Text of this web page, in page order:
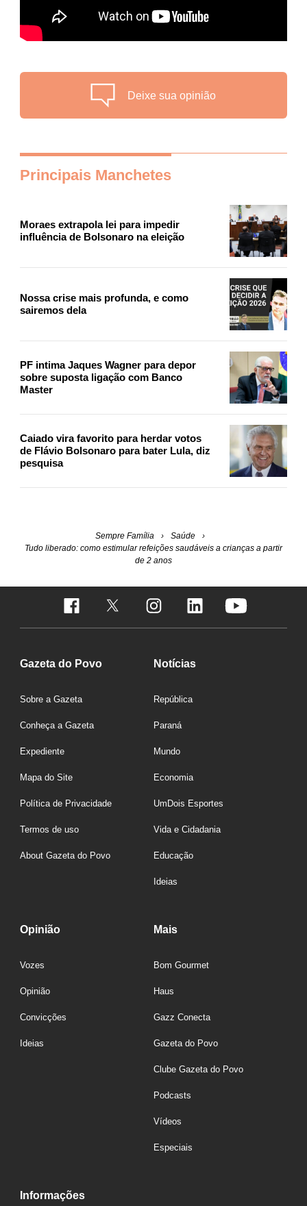
Deixe sua opinião
Principais Manchetes
Moraes extrapola lei para impedir
influência de Bolsonaro na eleição
Nossa crise mais profunda, e como
sairemos dela
PF intima Jaques Wagner para depor
sobre suposta ligação com Banco
Master
Caiado vira favorito para herdar votos
de Flávio Bolsonaro para bater Lula, diz
pesquisa
Sempre Família
Saúde
Tudo liberado: como estimular refeições saudáveis a crianças a partir
de 2 anos
Gazeta do Povo
Sobre a Gazeta
Conheça a Gazeta
Expediente
Mapa do Site
Política de Privacidade
Termos de uso
About Gazeta do Povo
Notícias
República
Paraná
Mundo
Economia
UmDois Esportes
Vida e Cidadania
Educação
Ideias
Opinião
Vozes
Opinião
Convicções
Ideias
Mais
Bom Gourmet
Haus
Gazz Conecta
Gazeta do Povo
Clube Gazeta do Povo
Podcasts
Vídeos
Especiais
Informações